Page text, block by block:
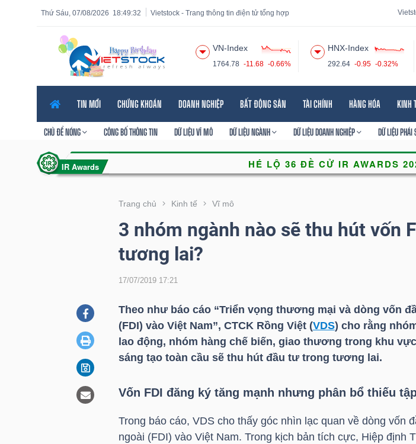
18:49:33
Thứ Sáu, 07/08/2026 Vietstock - Trang thông tin điện tử tổng hợp
VN-Index
1764.78 -11.68 -0.66%
HNX-Index
292.64 -0.95 -0.32%
TIN MỚI CHỨNG KHOÁN DOANH NGHIỆP BẤT ĐỘNG SẢN TÀI CHÍNH HÀNG HÓA KINH
CHỦ ĐỀ NÓNG CÔNG BỐ THÔNG TIN DỮ LIỆU VĨ MÔ DỮ LIỆU NGÀNH DỮ LIỆU DOANH NGHIỆP DỮ LIỆU PHÁI
Trang chủ Kinh tế Vĩ mô
3 nhóm ngành nào sẽ thu hút vốn
tương lai?
17/07/2019 17:21
Theo như báo cáo “Triển vọng thương mại và dòng vốn
(FDI) vào Việt Nam”, CTCK Rồng Việt (VDS) cho rằng
lao động, nhóm hàng chế biến, giao thương trong khu
sáng tạo toàn cầu sẽ thu hút đầu tư trong tương lai.
Vốn FDI đăng ký tăng mạnh nhưng phân bổ thiếu
Trong báo cáo, VDS cho thấy góc nhìn lạc quan về dòng vốn
ngoài (FDI) vào Việt Nam. Trong kịch bản tích cực, Hiệp định
Tính năng
năng
VIETSTOCK